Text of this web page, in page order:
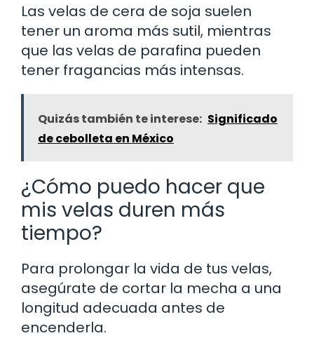
Las velas de cera de soja suelen
tener un aroma más sutil, mientras
que las velas de parafina pueden
tener fragancias más intensas.
Quizás también te interese: Significado
de cebolleta en México
¿Cómo puedo hacer que
mis velas duren más
tiempo?
Para prolongar la vida de tus velas,
asegúrate de cortar la mecha a una
longitud adecuada antes de
encenderla.